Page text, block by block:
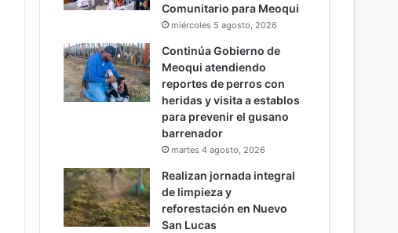
Comunitario para Meoqui
miércoles 5 agosto, 2026
Continúa Gobierno de
Meoqui atendiendo
reportes de perros con
heridas y visita a establos
para prevenir el gusano
barrenador
martes 4 agosto, 2026
Realizan jornada integral
de limpieza y
reforestación en Nuevo
San Lucas